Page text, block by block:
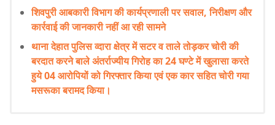
शिवपुरी आबकारी विभाग की कार्यप्रणाली पर सवाल, निरीक्षण और
कार्रवाई की जानकारी नहीं आ रही सामने
थाना देहात पुलिस व्दारा क्षेत्र में सटर व ताले तोड़कर चोरी की
बरदात करने बाले अंतर्राज्यीय गिरोह का 24 घण्टे में खुलासा करते
हुये 04 आरोपियों को गिरफ्तार किया एवं एक कार सहित चोरी गया
मसरूका बरामद किया।